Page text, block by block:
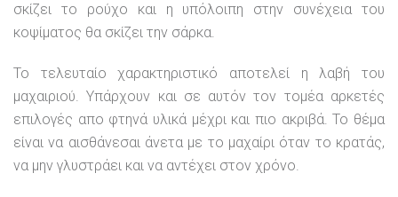
σκίζει το ρούχο και η υπόλοιπη στην συνέχεια του
κοψίματος θα σκίζει την σάρκα.
Το τελευταίο χαρακτηριστικό αποτελεί η λαβή του
μαχαιριού. Υπάρχουν και σε αυτόν τον τομέα αρκετές
επιλογές απο φτηνά υλικά μέχρι και πιο ακριβά. Το θέμα
είναι να αισθάνεσαι άνετα με το μαχαίρι όταν το κρατάς,
να μην γλυστράει και να αντέχει στον χρόνο.